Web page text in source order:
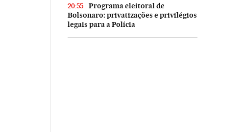
20:55
Programa eleitoral de
Bolsonaro: privatizações e privilégios
legais para a Polícia